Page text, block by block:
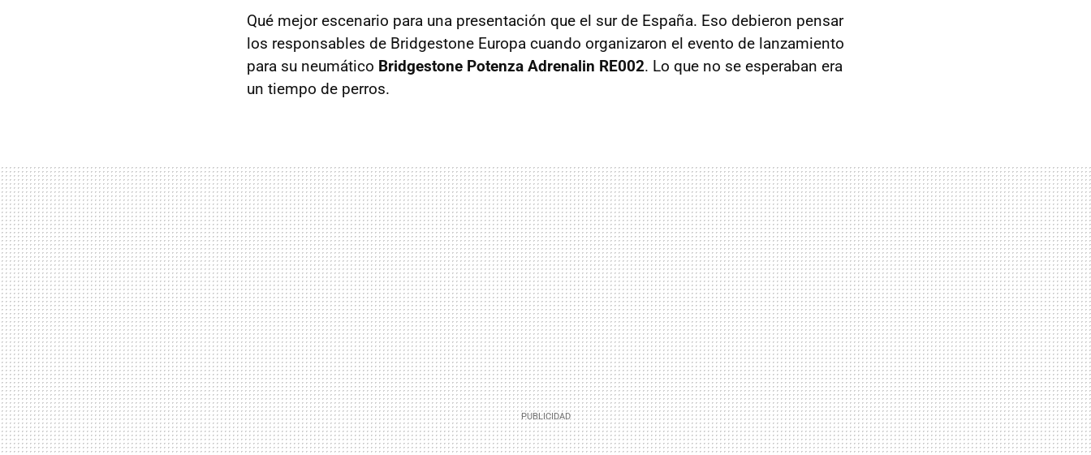
Qué mejor escenario para una presentación que el sur de España. Eso debieron pensar
los responsables de Bridgestone Europa cuando organizaron el evento de lanzamiento
para su neumático Bridgestone Potenza Adrenalin RE002. Lo que no se esperaban era
un tiempo de perros.